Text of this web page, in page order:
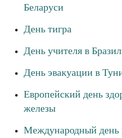
Беларуси
День тигра
День учителя в
День эвакуации в
Европейский день
железы
Международный день